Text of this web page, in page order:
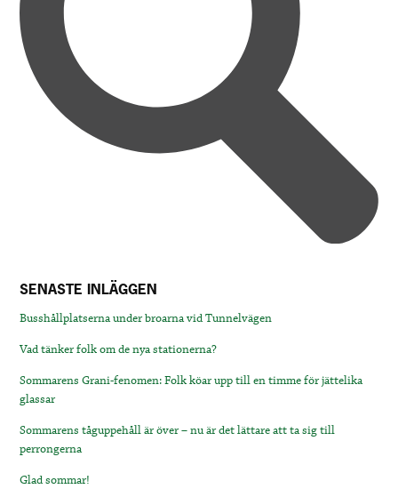
SENASTE INLÄGGEN
Busshållplatserna under broarna vid Tunnelvägen
Vad tänker folk om de nya stationerna?
Sommarens Grani-fenomen: Folk köar upp till en timme för jättelika
glassar
Sommarens tåguppehåll är över – nu är det lättare att ta sig till
perrongerna
Glad sommar!